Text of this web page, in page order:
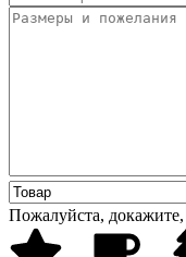
Пожалуйста,